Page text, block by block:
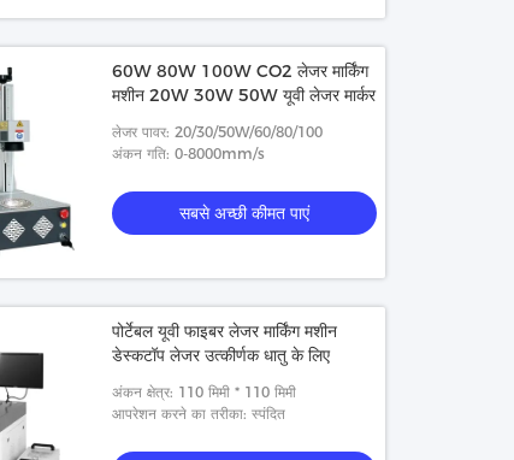
60W 80W 100W CO2 लेजर मार्किंग
मशीन 20W 30W 50W यूवी लेजर मार्कर
लेजर पावर: 20/30/50W/60/80/100
अंकन गति: 0-8000mm/s
सबसे अच्छी कीमत पाएं
पोर्टेबल यूवी फाइबर लेजर मार्किंग मशीन
डेस्कटॉप लेजर उत्कीर्णक धातु के लिए
अंकन क्षेत्र: 110 मिमी * 110 मिमी
आपरेशन करने का तरीका: स्पंदित